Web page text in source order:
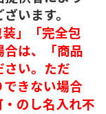
います。
」「完全包
は、「商品
い。ただ
できない場合
のし名入れ不